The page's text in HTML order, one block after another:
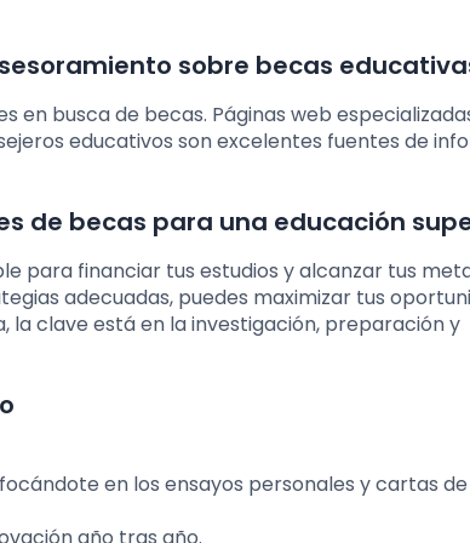
sobre becas
en busca de becas. Páginas web
educativos son excelentes fuentes de
de becas para una educación
para financiar tus estudios y alcanzar tus
adecuadas, puedes maximizar tus
clave está en la investigación, preparación y
en los ensayos personales y cartas de